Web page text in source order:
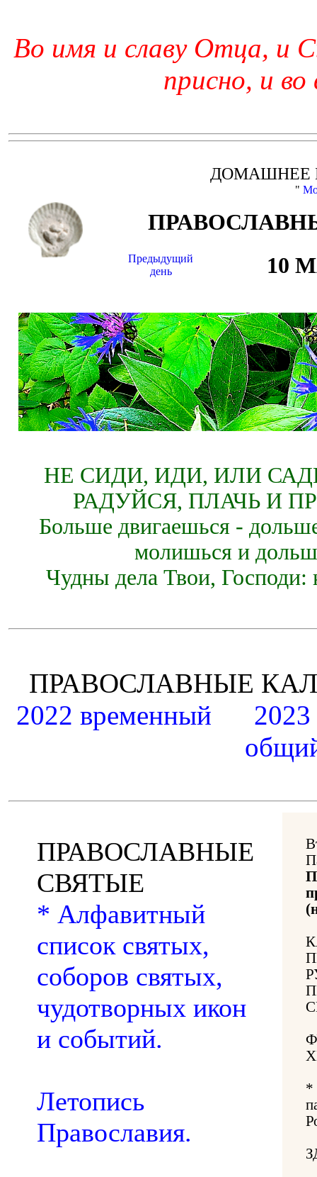
Во имя и славу Отца, и
присно, и во
ДОМАШНЕЕ
"
Предыдущий
день
10
НЕ СИДИ, ИДИ, ИЛИ
РАДУЙСЯ, ПЛАЧЬ И
Больше двигаешься -
молишься и
Чудны дела Твои, Господи:
ПРАВОСЛАВНЫЕ
2022 временный
ПРАВОСЛАВНЫЕ
СВЯТЫЕ
* Алфавитный
список святых,
соборов святых,
чудотворных икон
и событий.
Летопись
Православия.
*